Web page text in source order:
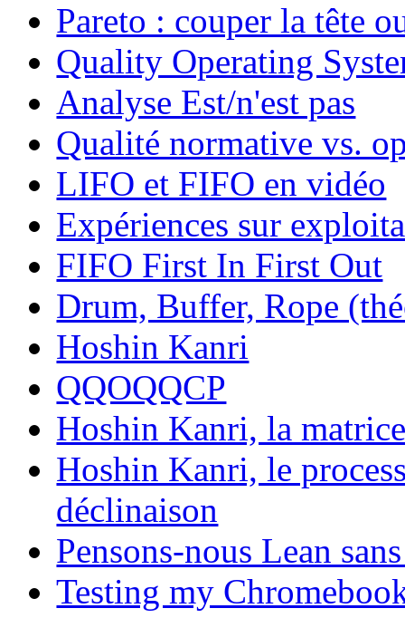
Pareto : couper la tête
Quality Operating
Analyse Est/n'est pas
Qualité normative vs.
LIFO et FIFO en vidéo
Expériences sur
FIFO First In First Out
Drum, Buffer, Rope
Hoshin Kanri
QQOQQCP
Hoshin Kanri, la
Hoshin Kanri, le
déclinaison
Pensons-nous Lean
Testing my